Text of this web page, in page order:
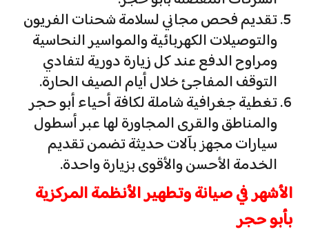
تقديم فحص مجاني لسلامة شحنات الفريون
والتوصيلات الكهربائية والمواسير النحاسية
ومراوح الدفع عند كل زيارة دورية لتفادي
التوقف المفاجئ خلال أيام الصيف الحارة.
تغطية جغرافية شاملة لكافة أحياء أبو حجر
والمناطق والقرى المجاورة لها عبر أسطول
سيارات مجهز بآلات حديثة تضمن تقديم
الخدمة الأحسن والأقوى بزيارة واحدة.
الأشهر في صيانة وتطهير الأنظمة المركزية
بأبو حجر